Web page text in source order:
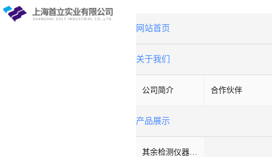
网站首页
关于我们
公司简介 合作伙伴
产品展示
其余检测仪器设备